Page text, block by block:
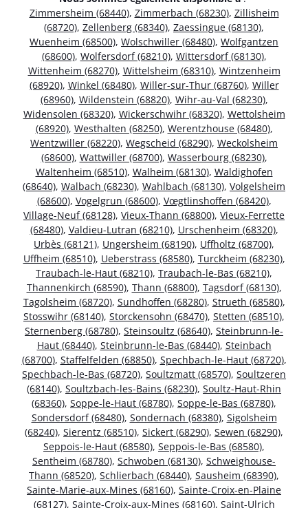
Zimmersheim (68440), Zimmerbach (68230), Zillisheim
(68720), Zellenberg (68340), Zaessingue (68130),
Wuenheim (68500), Wolschwiller (68480), Wolfgantzen
(68600), Wolfersdorf (68210), Wittersdorf (68130),
Wittenheim (68270), Wittelsheim (68310), Wintzenheim
(68920), Winkel (68480), Willer-sur-Thur (68760), Willer
(68960), Wildenstein (68820), Wihr-au-Val (68230),
Widensolen (68320), Wickerschwihr (68320), Wettolsheim
(68920), Westhalten (68250), Werentzhouse (68480),
Wentzwiller (68220), Wegscheid (68290), Weckolsheim
(68600), Wattwiller (68700), Wasserbourg (68230),
Waltenheim (68510), Walheim (68130), Waldighofen
(68640), Walbach (68230), Wahlbach (68130), Volgelsheim
(68600), Vogelgrun (68600), Vœgtlinshoffen (68420),
Village-Neuf (68128), Vieux-Thann (68800), Vieux-Ferrette
(68480), Valdieu-Lutran (68210), Urschenheim (68320),
Urbès (68121), Ungersheim (68190), Uffholtz (68700),
Uffheim (68510), Ueberstrass (68580), Turckheim (68230),
Traubach-le-Haut (68210), Traubach-le-Bas (68210),
Thannenkirch (68590), Thann (68800), Tagsdorf (68130),
Tagolsheim (68720), Sundhoffen (68280), Strueth (68580),
Stosswihr (68140), Storckensohn (68470), Stetten (68510),
Sternenberg (68780), Steinsoultz (68640), Steinbrunn-le-
Haut (68440), Steinbrunn-le-Bas (68440), Steinbach
(68700), Staffelfelden (68850), Spechbach-le-Haut (68720),
Spechbach-le-Bas (68720), Soultzmatt (68570), Soultzeren
(68140), Soultzbach-les-Bains (68230), Soultz-Haut-Rhin
(68360), Soppe-le-Haut (68780), Soppe-le-Bas (68780),
Sondersdorf (68480), Sondernach (68380), Sigolsheim
(68240), Sierentz (68510), Sickert (68290), Sewen (68290),
Seppois-le-Haut (68580), Seppois-le-Bas (68580),
Sentheim (68780), Schwoben (68130), Schweighouse-
Thann (68520), Schlierbach (68440), Sausheim (68390),
Sainte-Marie-aux-Mines (68160), Sainte-Croix-en-Plaine
(68127), Sainte-Croix-aux-Mines (68160), Saint-Ulrich